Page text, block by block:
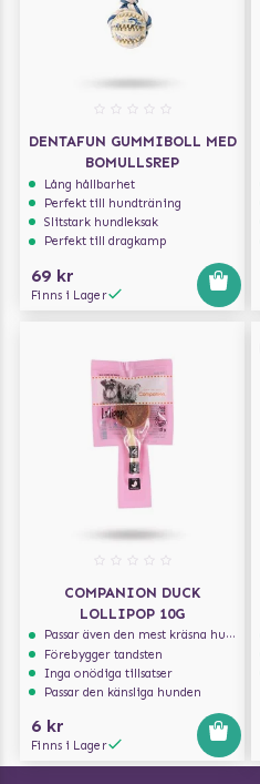
DENTAFUN GUMMIBOLL MED
BOMULLSREP
Lång hållbarhet
Perfekt till hundträning
Slitstark hundleksak
Perfekt till dragkamp
69 kr
Finns i Lager
COMPANION DUCK
LOLLIPOP 10G
Passar även den mest kräsna hunden
Förebygger tandsten
Inga onödiga tillsatser
Passar den känsliga hunden
6 kr
Finns i Lager